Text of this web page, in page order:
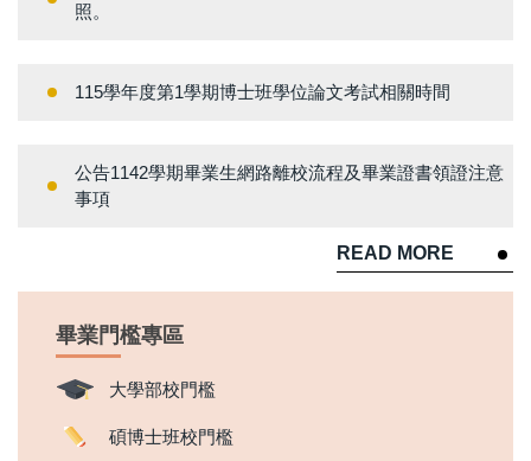
照。
115學年度第1學期博士班學位論文考試相關時間
公告1142學期畢業生網路離校流程及畢業證書領證注意
事項
READ MORE
畢業門檻專區
大學部校門檻
碩博士班校門檻